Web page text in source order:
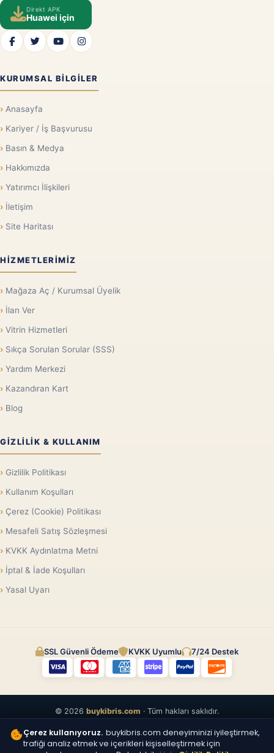
Direkt APK
Huawei için
KURUMSAL BILGILER
Anasayfa
Kariyer / İş Başvurusu
Basın & Medya
Hakkımızda
Yatırımcı İlişkileri
İletişim
Site Haritası
HIZMETLERIMIZ
Mağaza Aç / Kurumsal Üyelik
İlan Ver
Vitrin Hizmetleri
Sıkça Sorulan Sorular (SSS)
Yardım Merkezi
Kazandıran Kart
Blog
GIZLILIK & KULLANIM
Gizlilik Politikası
Kullanım Koşulları
Çerez (Cookie) Politikası
Mesafeli Satış Sözleşmesi
KVKK Aydınlatma Metni
İptal & İade Koşulları
Yasal Uyarı
SSL Güvenli Ödeme KVKK Uyumlu 7/24 Destek
© 2026 buykibris.com · Tüm hakları saklıdır.
Çerez kullanıyoruz. buykibris.com deneyiminizi iyileştirmek,
trafiği analiz etmek ve içerikleri kişiselleştirmek için